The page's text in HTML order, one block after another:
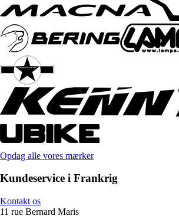
Opdag alle vores mærker
Kundeservice i Frankrig
Kontakt os
11 rue Bernard Maris